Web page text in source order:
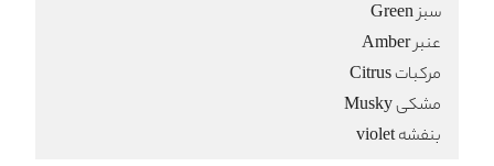
سبز Green
عنبر Amber
مرکبات Citrus
مشکی Musky
بنفشه violet